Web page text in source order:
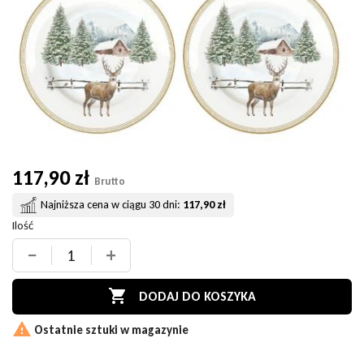
117,90 zł Brutto
Najniższa cena w ciągu 30 dni: 117,90 zł
Ilość
− +
 DODAJ DO KOSZYKA
 Ostatnie sztuki w magazynie